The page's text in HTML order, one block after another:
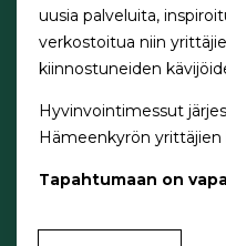
uusia palveluita,
verkostoitua niin
kiinnostuneiden
Hyvinvointimessut
Hämeenkyrön yrittäjien
Tapahtumaan on